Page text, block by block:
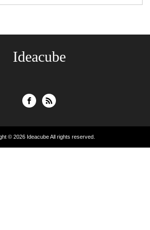
Ideacube
© 2026 IdeacubeAll rights reserved.